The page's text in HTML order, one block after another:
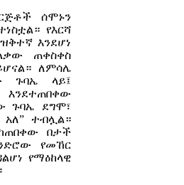
ሰሞኑን
የእርሻ
እንደሆነ
ጠቀስቀስ
ለምሳሌ
ጉባኤ ላይ፤
ጉባኤ ደግሞ፣
ተብሏል።
በታች
የመኸር
የማዕከላዊ